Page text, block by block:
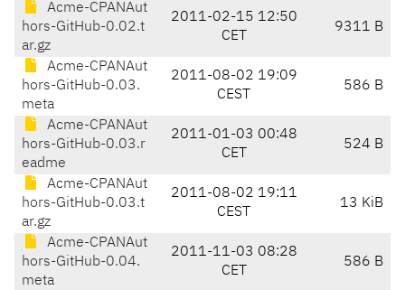
Acme-CPANAut
hors-GitHub-0.02.t
ar.gz
2011-02-15 12:50
CET
9311 B
Acme-CPANAut
hors-GitHub-0.03.
meta
2011-08-02 19:09
CEST
586 B
Acme-CPANAut
hors-GitHub-0.03.r
eadme
2011-01-03 00:48
CET
524 B
Acme-CPANAut
hors-GitHub-0.03.t
ar.gz
2011-08-02 19:11
CEST
13 KiB
Acme-CPANAut
hors-GitHub-0.04.
meta
2011-11-03 08:28
CET
586 B